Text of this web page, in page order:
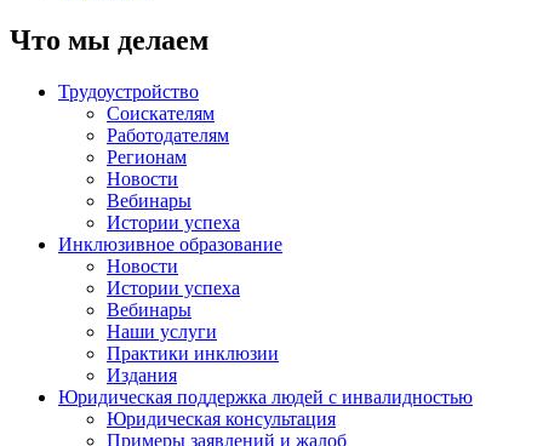
Что мы делаем
Трудоустройство
Соискателям
Работодателям
Регионам
Новости
Вебинары
Истории успеха
Инклюзивное образование
Новости
Истории успеха
Вебинары
Наши услуги
Практики инклюзии
Издания
Юридическая поддержка людей с инвалидностью
Юридическая консультация
Примеры заявлений и жалоб